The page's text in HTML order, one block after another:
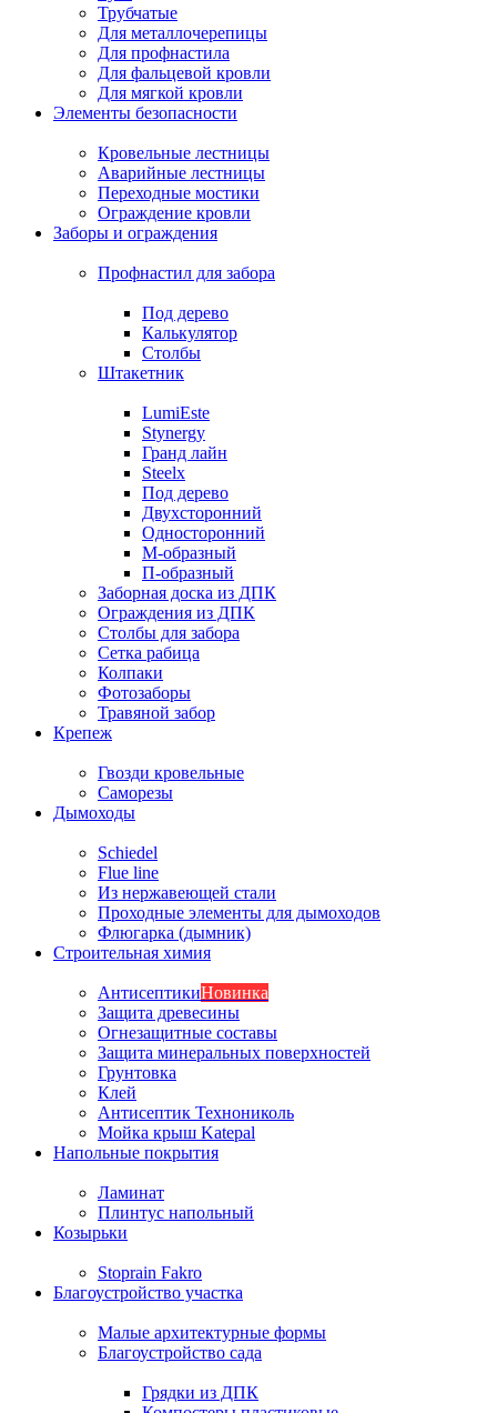
Трубчатые
Для металлочерепицы
Для профнастила
Для фальцевой кровли
Для мягкой кровли
Элементы безопасности
Кровельные лестницы
Аварийные лестницы
Переходные мостики
Ограждение кровли
Заборы и ограждения
Профнастил для забора
Под дерево
Калькулятор
Столбы
Штакетник
LumiEste
Stynergy
Гранд лайн
Steelx
Под дерево
Двухсторонний
Односторонний
М-образный
П-образный
Заборная доска из ДПК
Ограждения из ДПК
Столбы для забора
Сетка рабица
Колпаки
Фотозаборы
Травяной забор
Крепеж
Гвозди кровельные
Саморезы
Дымоходы
Schiedel
Flue line
Из нержавеющей стали
Проходные элементы для дымоходов
Флюгарка (дымник)
Строительная химия
АнтисептикиНовинка
Защита древесины
Огнезащитные составы
Защита минеральных поверхностей
Грунтовка
Клей
Антисептик Технониколь
Мойка крыш Katepal
Напольные покрытия
Ламинат
Плинтус напольный
Козырьки
Stoprain Fakro
Благоустройство участка
Малые архитектурные формы
Благоустройство сада
Грядки из ДПК